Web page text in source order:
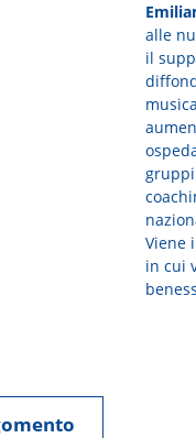
alle
il
gruppi
Viene
in cui